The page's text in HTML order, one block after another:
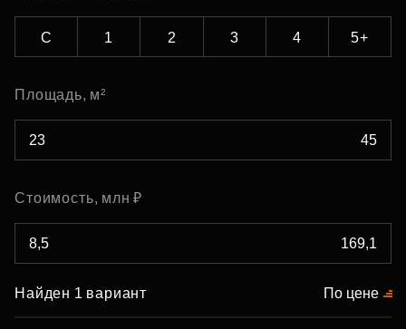
С 1 2 3 4 5+
Площадь, м²
Стоимость, млн ₽
Найден 1 вариант По цене